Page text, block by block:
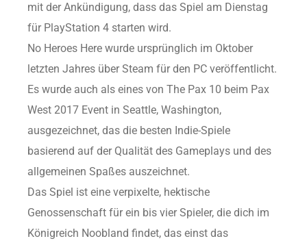
mit der Ankündigung, dass das Spiel am Dienstag
für PlayStation 4 starten wird.
No Heroes Here wurde ursprünglich im Oktober
letzten Jahres über Steam für den PC veröffentlicht.
Es wurde auch als eines von The Pax 10 beim Pax
West 2017 Event in Seattle, Washington,
ausgezeichnet, das die besten Indie-Spiele
basierend auf der Qualität des Gameplays und des
allgemeinen Spaßes auszeichnet.
Das Spiel ist eine verpixelte, hektische
Genossenschaft für ein bis vier Spieler, die dich im
Königreich Noobland findet, das einst das